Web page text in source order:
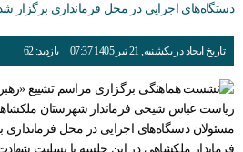
دستگاه‌های اجرایی در محل فرمانداری برگزار شد
تاریخ ایجاد در یکشنبه, 21 تیر 1405 07:37 بازدید: 62